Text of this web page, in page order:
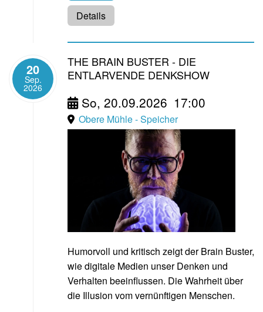
Details
20
Sep.
2026
THE BRAIN BUSTER - DIE
ENTLARVENDE DENKSHOW
So, 20.09.2026 17:00
Obere Mühle - Speicher
Humorvoll und kritisch zeigt der Brain Buster,
wie digitale Medien unser Denken und
Verhalten beeinflussen. Die Wahrheit über
die Illusion vom vernünftigen Menschen.